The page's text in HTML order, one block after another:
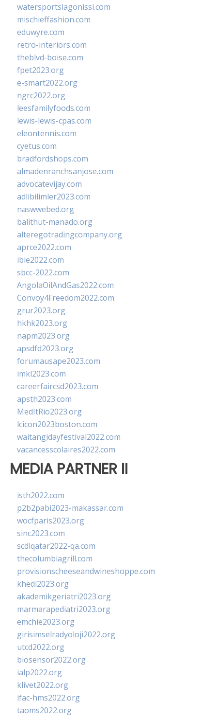
watersportslagonissi.com
mischieffashion.com
eduwyre.com
retro-interiors.com
theblvd-boise.com
fpet2023.org
e-smart2022.org
ngrc2022.org
leesfamilyfoods.com
lewis-lewis-cpas.com
eleontennis.com
cyetus.com
bradfordshops.com
almadenranchsanjose.com
advocatevijay.com
adlibilimler2023.com
naswwebed.org
balithut-manado.org
alteregotradingcompany.org
aprce2022.com
ibie2022.com
sbcc-2022.com
AngolaOilAndGas2022.com
Convoy4Freedom2022.com
grur2023.org
hkhk2023.org
napm2023.org
apsdfd2023.org
forumausape2023.com
imkl2023.com
careerfaircsd2023.com
apsth2023.com
MedItRio2023.org
lcicon2023boston.com
waitangidayfestival2022.com
vacancesscolaires2022.com
MEDIA PARTNER II
isth2022.com
p2b2pabi2023-makassar.com
wocfparis2023.org
sinc2023.com
scdlqatar2022-qa.com
thecolumbiagrill.com
provisionscheeseandwineshoppe.com
khedi2023.org
akademikgeriatri2023.org
marmarapediatri2023.org
emchie2023.org
girisimselradyoloji2022.org
utcd2022.org
biosensor2022.org
ialp2022.org
klivet2022.org
ifac-hms2022.org
taoms2022.org